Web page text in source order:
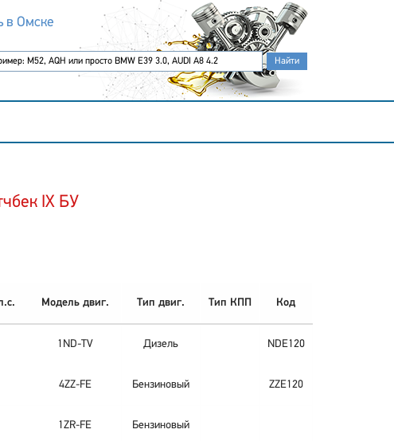
в Омске
IX БУ
Модель двиг. Тип двиг. Тип КПП Код
1ND-TV Дизель NDE120
4ZZ-FE Бензиновый ZZE120
1ZR-FE Бензиновый